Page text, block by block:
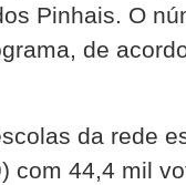
Pinhais. O
de
da rede
com 44,4 mil